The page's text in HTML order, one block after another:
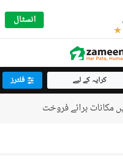
انسٹال
کرایہ کے لیے فلٹرز